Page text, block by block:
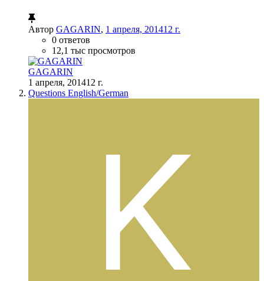
Автор GAGARIN, 1 апреля, 201412 г.
0 ответов
12,1 тыс просмотров
GAGARIN
1 апреля, 201412 г.
Questions English/German